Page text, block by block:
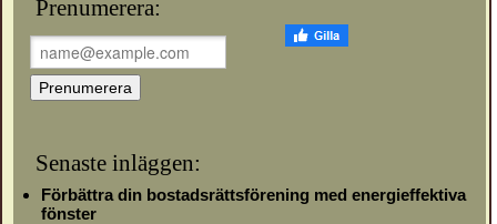
Prenumerera:
Senaste inläggen:
Förbättra din bostadsrättsförening med energieffektiva
fönster